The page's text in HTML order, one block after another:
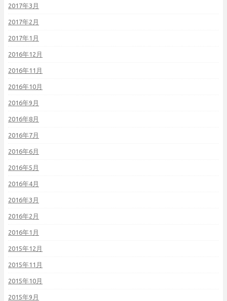
2017年3月
2017年2月
2017年1月
2016年12月
2016年11月
2016年10月
2016年9月
2016年8月
2016年7月
2016年6月
2016年5月
2016年4月
2016年3月
2016年2月
2016年1月
2015年12月
2015年11月
2015年10月
2015年9月